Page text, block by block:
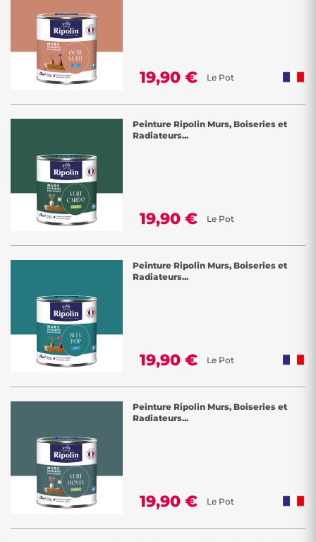
19,90 € Le Pot
Peinture Ripolin Murs, Boiseries et
Radiateurs...
19,90 € Le Pot
Peinture Ripolin Murs, Boiseries et
Radiateurs...
19,90 € Le Pot
Peinture Ripolin Murs, Boiseries et
Radiateurs...
19,90 € Le Pot